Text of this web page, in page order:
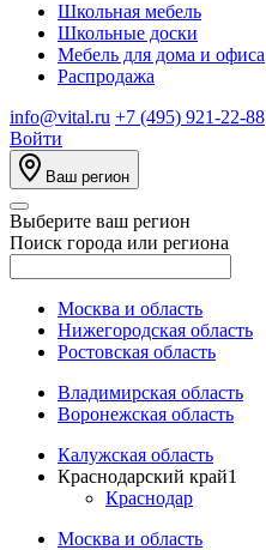
Школьная мебель
Школьные доски
Мебель для дома и офиса
Распродажа
info@vital.ru +7 (495) 921-22-88
Войти
Ваш регион
Выберите ваш регион
Поиск города или региона
Москва и область
Нижегородская область
Ростовская область
Владимирская область
Воронежская область
Калужская область
Краснодарский край1
Краснодар
Москва и область